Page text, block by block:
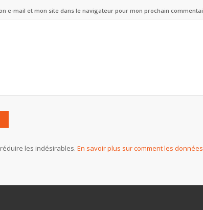
e-mail et mon site dans le navigateur pour mon prochain
les indésirables. En savoir plus sur comment les